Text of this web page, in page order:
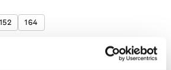
152 164
Gib den gewünschten